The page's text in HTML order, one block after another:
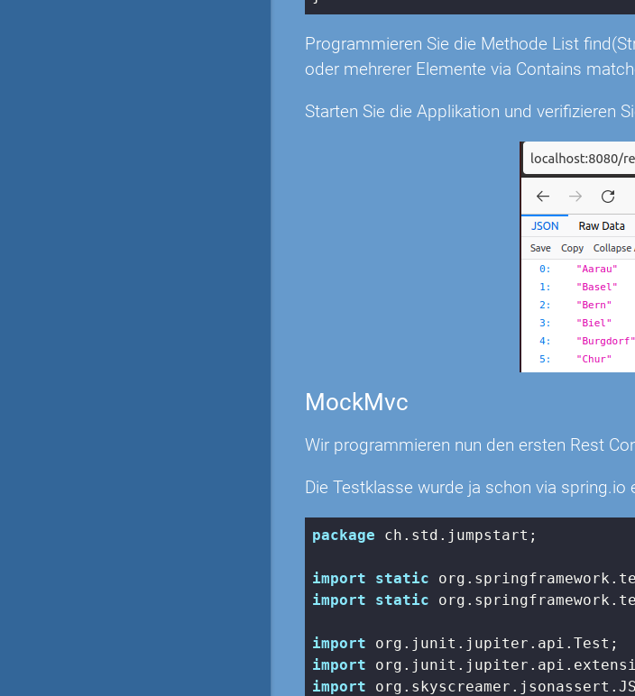
Programmieren Sie die Methode List
oder mehrerer Elemente via Contains
Starten Sie die Applikation und verifizieren
MockMvc
Wir programmieren nun den ersten Rest
Die Testklasse wurde ja schon via
package ch.std.jumpstart;
import static
import
static
import
import
import